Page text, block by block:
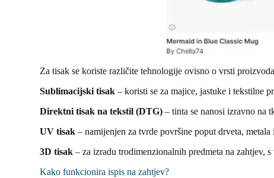
Za tisak se koriste različite tehnologije ovisno o vrsti
Sublimacijski tisak – koristi se za majice, jastuke i tekstilne
Direktni tisak na tekstil (DTG) – tinta se nanosi izravno na
UV tisak – namijenjen za tvrde površine poput drveta,
3D tisak – za izradu trodimenzionalnih predmeta na zahtjev,
Kako funkcionira ispis na zahtjev?